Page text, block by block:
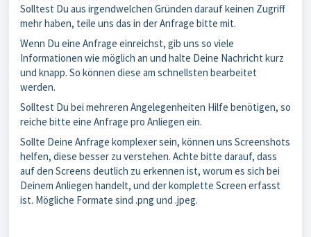
Solltest Du aus irgendwelchen Gründen darauf keinen Zugriff
mehr haben, teile uns das in der Anfrage bitte mit.
Wenn Du eine Anfrage einreichst, gib uns so viele
Informationen wie möglich an und halte Deine Nachricht kurz
und knapp. So können diese am schnellsten bearbeitet
werden.
Solltest Du bei mehreren Angelegenheiten Hilfe benötigen, so
reiche bitte eine Anfrage pro Anliegen ein.
Sollte Deine Anfrage komplexer sein, können uns Screenshots
helfen, diese besser zu verstehen. Achte bitte darauf, dass
auf den Screens deutlich zu erkennen ist, worum es sich bei
Deinem Anliegen handelt, und der komplette Screen erfasst
ist. Mögliche Formate sind .png und .jpeg.